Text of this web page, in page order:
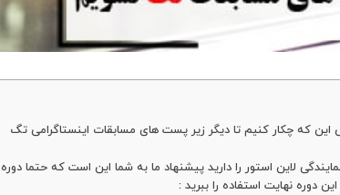
این که چکار کنیم تا دیگر زیر پست های مسابقات اینستاگرامی تگ
لاین استور را دارید پیشنهاد ما به شما این است که حتما دوره
دوره نهایت استفاده را ببرید :